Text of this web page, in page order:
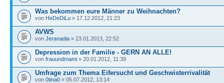
Was bekommen eure Männer zu Weihnachten?
von HeDeDiLu » 17.12.2012, 21:23
AVWS
von Jeranadia » 23.01.2013, 22:52
Depression in der Familie - GERN AN ALLE!
von frauundmami » 20.01.2012, 11:39
Umfrage zum Thema Eifersucht und Geschwisterrivalität
von 0tina0 » 05.07.2012, 13:14